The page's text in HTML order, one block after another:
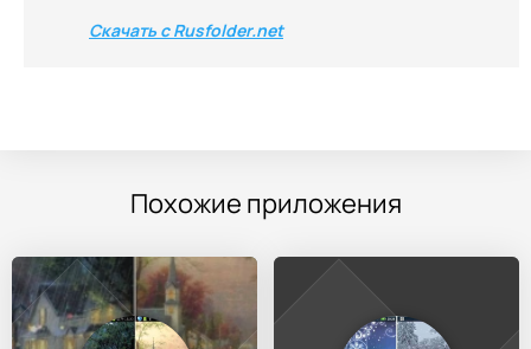
Скачать с Rusfolder.net
Похожие приложения